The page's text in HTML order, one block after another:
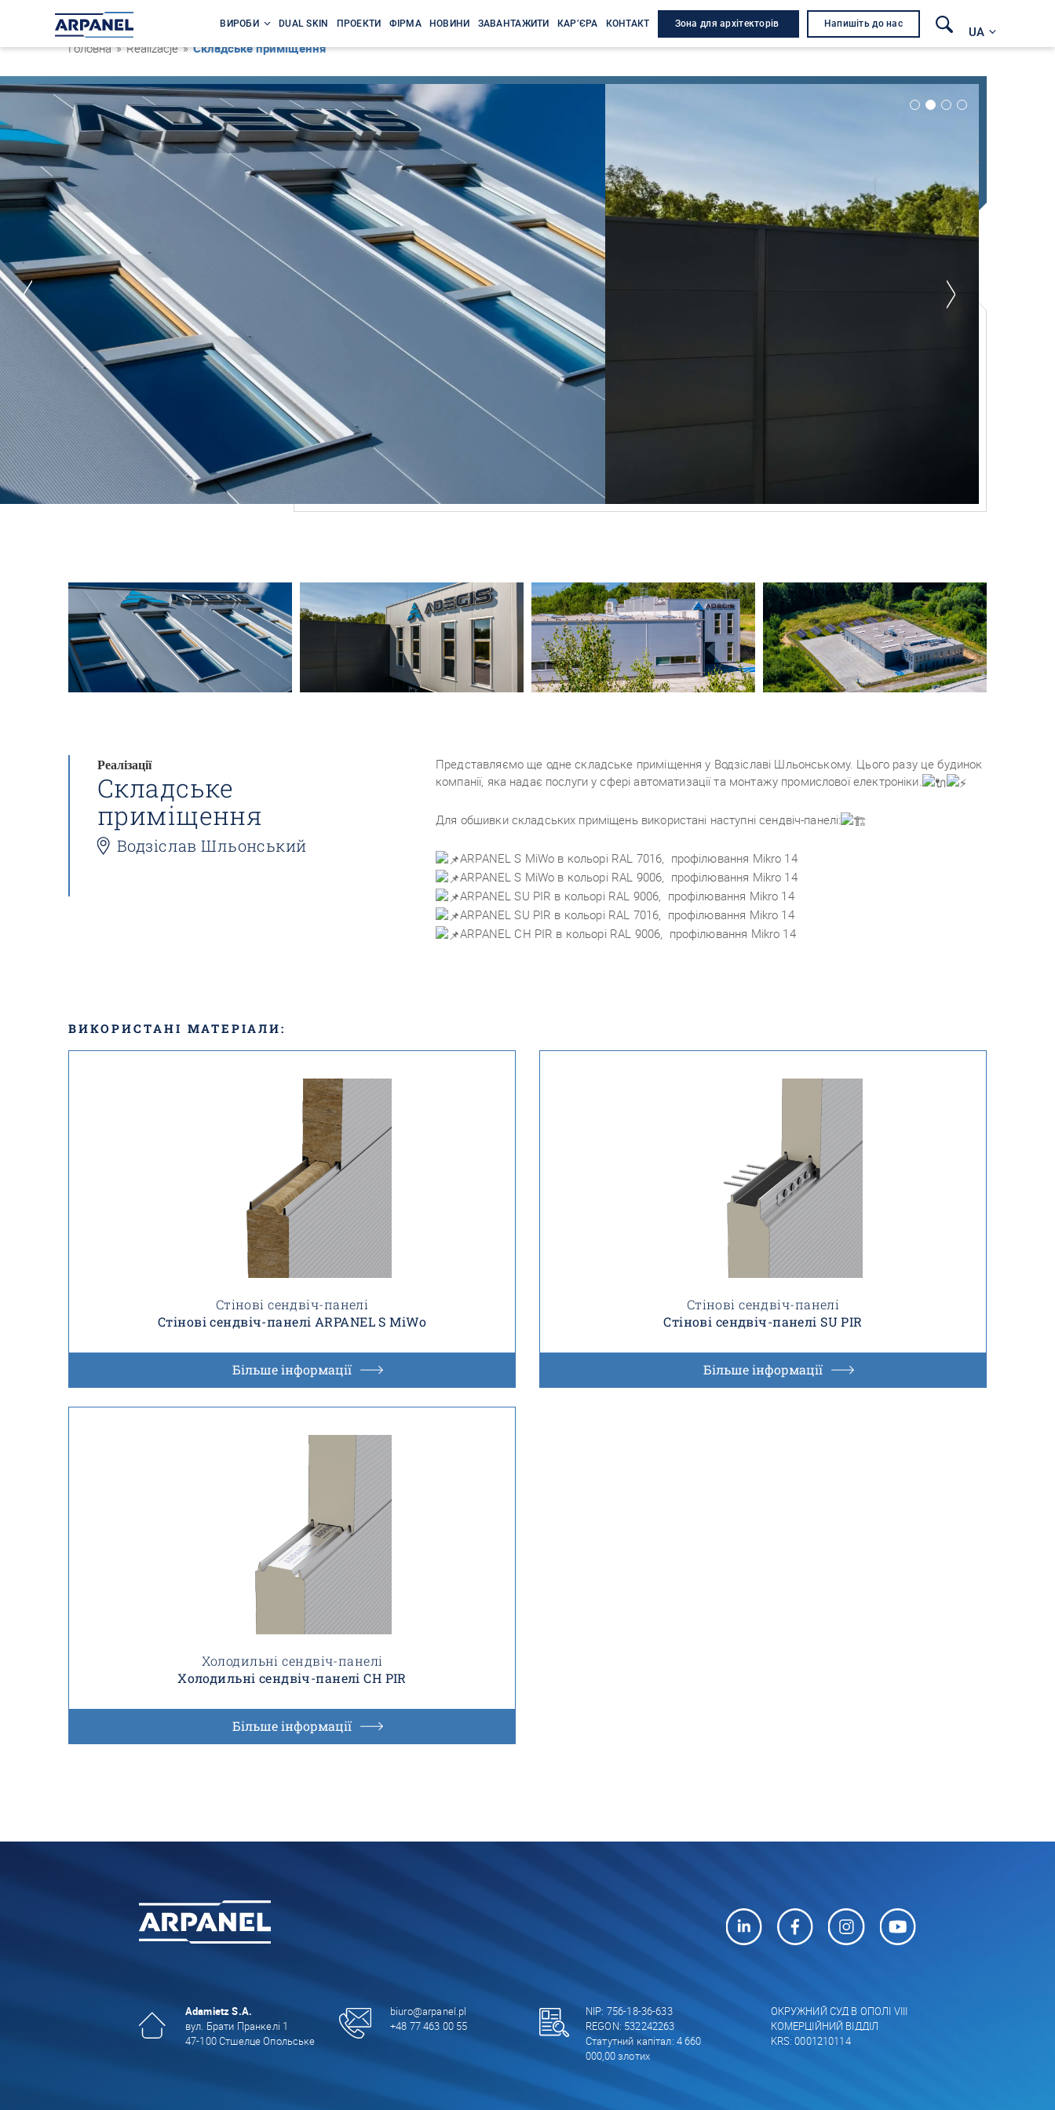
ВИРОБИ DUAL SKIN ПРОЕКТИ ФІРМА НОВИНИ ЗАВАНТАЖИТИ КАР’ЄРА КОНТАКТ Зона для архітекторів Напишіть до нас
UA
Головна » Realizacje »Складське приміщення
Реалізації
Складське
приміщення
Водзіслав Шльонський
Представляємо ще одне складське приміщення у Водзіславі Шльонському. Цього разу це будинок
компанії, яка надає послуги у сфері автоматизації та монтажу промислової електроніки.
Для обшивки складських приміщень використані наступні сендвіч-панелі:
ARPANEL S MiWo в кольорі RAL 7016, профілювання Mikro 14
ARPANEL S MiWo в кольорі RAL 9006, профілювання Mikro 14
ARPANEL SU PIR в кольорі RAL 9006, профілювання Mikro 14
ARPANEL SU PIR в кольорі RAL 7016, профілювання Mikro 14
ARPANEL CH PIR в кольорі RAL 9006, профілювання Mikro 14
ВИКОРИСТАНІ МАТЕРІАЛИ:
Стінові сендвіч-панелі
Стінові сендвіч-панелі ARPANEL S MiWo
Більше інформації
Стінові сендвіч-панелі
Стінові сендвіч-панелі SU PIR
Більше інформації
Холодильні сендвіч-панелі
Холодильні сендвіч-панелі CH PIR
Більше інформації
Adamietz S.A.
вул. Брати Пранкелі 1
47-100 Стшелце Опольське
biuro@arpanel.pl
+48 77 463 00 55
NIP: 756-18-36-633
REGON: 532242263
Статутний капітал: 4 660
000,00 злотих
ОКРУЖНИЙ СУД В ОПОЛІ VIII
КОМЕРЦІЙНИЙ ВІДДІЛ
KRS: 0001210114